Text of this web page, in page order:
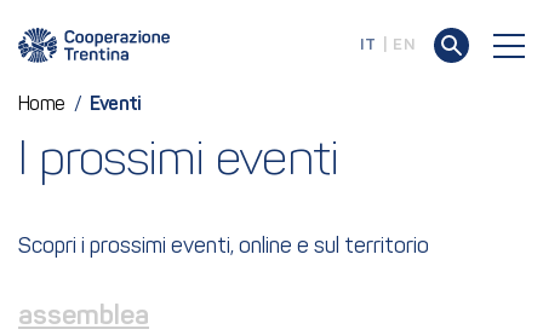
IT EN
Home / Eventi
I prossimi eventi
Scopri i prossimi eventi, online e sul territorio
assemblea